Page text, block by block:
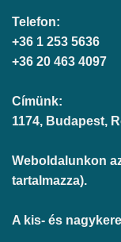
Telefon:
+36 1 253 5636
+36 20 463 4097
Címünk:
1174, Budapest,
Weboldalunkon
tartalmazza).
A kis- és